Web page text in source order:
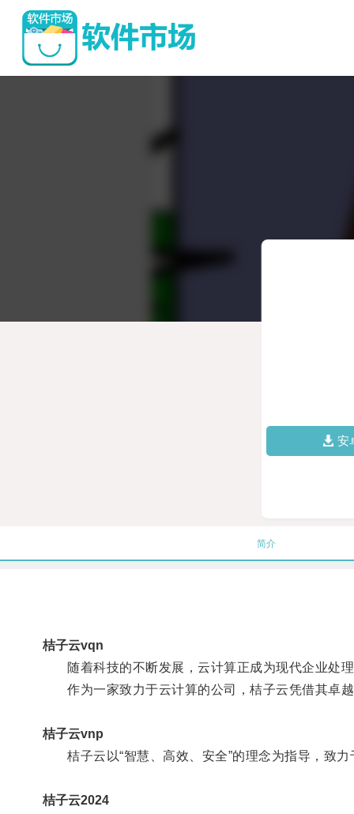
安
简介
桔子云vqn
随着科技的不断发展，云计算正成为现代企业处理
作为一家致力于云计算的公司，桔子云凭借其卓越
桔子云vnp
桔子云以“智慧、高效、安全”的理念为指导，致力
桔子云2024